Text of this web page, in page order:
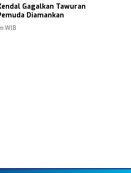
Gagalkan Tawuran
Diamankan
WIB